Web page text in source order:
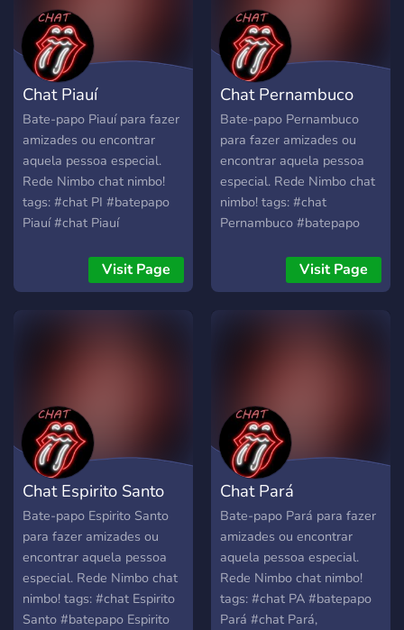
#batepapo
Chat Piauí
Bate-papo Piauí para fazer
amizades ou encontrar
aquela pessoa especial.
Rede Nimbo chat nimbo!
tags: #chat PI #batepapo
Piauí #chat Piauí
Piauí#amizade estado do
Piauí. #namoro Piauí #salas
de batepapo Piauí #melhor
Visit Page
Chat Pernambuco
Bate-papo Pernambuco
para fazer amizades ou
encontrar aquela pessoa
especial. Rede Nimbo chat
nimbo! tags: #chat
Pernambuco #batepapo
#batepapo PE #chat
Pernambuco #amizade
estado do Pernambuco
Visit Page
Chat Espirito Santo
Bate-papo Espirito Santo
para fazer amizades ou
encontrar aquela pessoa
especial. Rede Nimbo chat
nimbo! tags: #chat Espirito
Santo #batepapo Espirito
Chat Pará
Bate-papo Pará para fazer
amizades ou encontrar
aquela pessoa especial.
Rede Nimbo chat nimbo!
tags: #chat PA #batepapo
Pará #chat Pará,